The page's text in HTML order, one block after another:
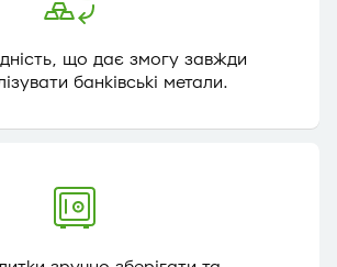
що дає змогу завжди
банківські метали.